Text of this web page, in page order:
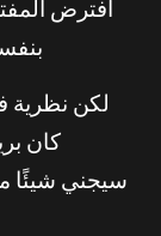
افترض
لكن نظرية
كان
سيجني شيئًا